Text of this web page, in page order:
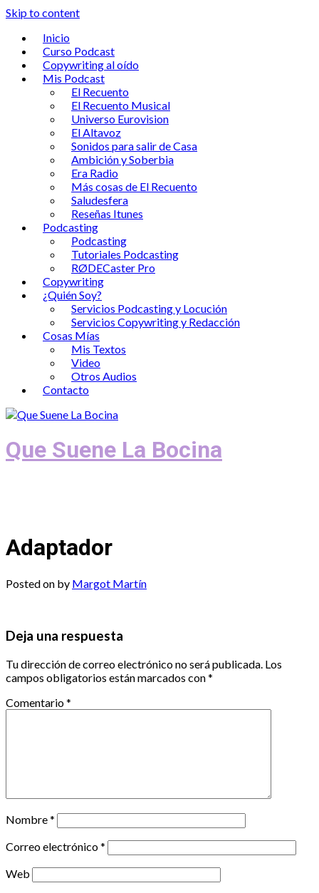
Skip to content
Inicio
Curso Podcast
Copywriting al oído
Mis Podcast
El Recuento
El Recuento Musical
Universo Eurovision
El Altavoz
Sonidos para salir de Casa
Ambición y Soberbia
Era Radio
Más cosas de El Recuento
Saludesfera
Reseñas Itunes
Podcasting
Podcasting
Tutoriales Podcasting
RØDECaster Pro
Copywriting
¿Quién Soy?
Servicios Podcasting y Locución
Servicios Copywriting y Redacción
Cosas Mías
Mis Textos
Video
Otros Audios
Contacto
Que Suene La Bocina
Adaptador
Posted on by Margot Martín
Deja una respuesta
Tu dirección de correo electrónico no será publicada. Los
campos obligatorios están marcados con*
Comentario*
Nombre*
Correo electrónico*
Web